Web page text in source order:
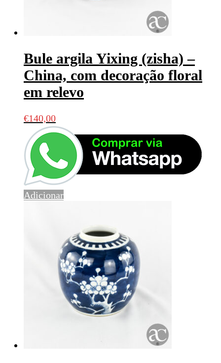
Bule argila Yixing (zisha) –
China, com decoração floral
em relevo
€140,00
Adicionar